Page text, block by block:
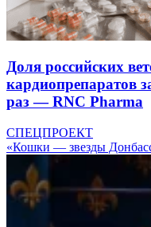
Доля российских
кардиопрепаратов
раз — RNC Pharma
СПЕЦПРОЕКТ
«Кошки — звезды